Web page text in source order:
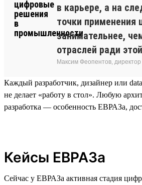
в карьере, а на
точки применения
занимательнее,
отраслей ради
Максим Феопентов,
Каждый разработчик, дизайнер или
не делает «работу в стол». Любую
разработка — особенность ЕВРАЗа,
Кейсы ЕВРАЗа
Сейчас у ЕВРАЗа активная стадия